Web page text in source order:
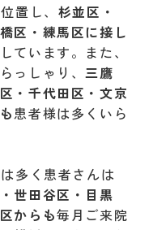
置し、 杉並区・
区・練馬区に接し
ています。また、
っしゃり、三鷹
・千代田区・文京
患者様は多くいら
多く患者さんは
世田谷区・目黒
からも毎月ご来院